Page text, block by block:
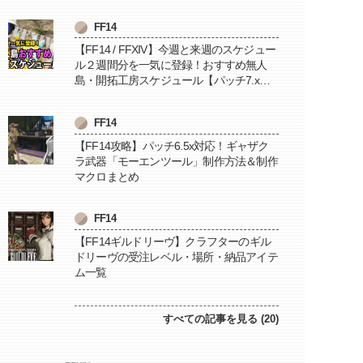
FF14
【FF14 / FFXIV】今週と来週のスケジュー
ル２週間分を一気に登録！おすすめ無人
島・開拓工房スケジュール【パッチ7.x対
FF14
【FF14攻略】パッチ6.5x対応！ギャザク
ラ武器「モーエンツール」制作方法＆制作
マクロまとめ
FF14
【FF14ギルドリーヴ】クラフターのギル
ドリーヴの受注レベル・場所・納品アイテ
ム一覧
すべての記事を見る (20)